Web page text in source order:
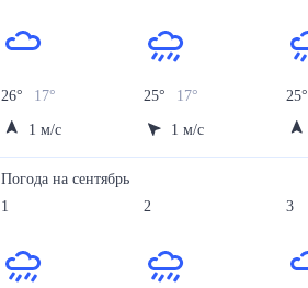
26° 17°
1 м/с
25° 17°
1 м/с
25°
Погода насентябрь
1
2 3